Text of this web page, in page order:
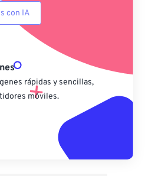
con IA
rápidas y sencillas,
móviles.